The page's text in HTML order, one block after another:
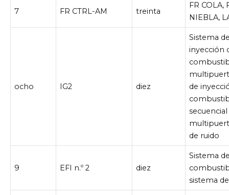
7 FR CTRL-AM treinta
FR COLA,
NIEBLA,
ocho IG2 diez
Sistema
inyección
de
secuencial
de ruido
9 EFI n.º 2 diez
Sistema
sistema